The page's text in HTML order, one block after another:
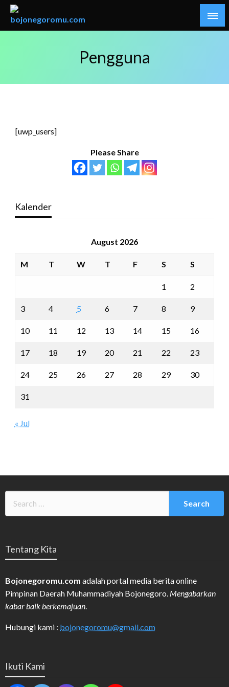
Skip
content
bojonegoromu.com
Kabar Baik Berkemajuan
Pengguna
[uwp_users]
Please Share
Kalender
August 2026
M T W T F S S
1 2
3 4 5 6 7 8 9
10 11 12 13 14 15 16
17 18 19 20 21 22 23
24 25 26 27 28 29 30
31
« Jul
Tentang Kita
Bojonegoromu.com adalah portal media berita online
Pimpinan Daerah Muhammadiyah Bojonegoro. Mengabarkan
kabar baik berkemajuan
Hubungi kami : bojonegoromu@gmail.com
Ikuti Kami